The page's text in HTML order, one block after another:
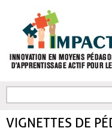
FORMULAIRE DE
VIGNETTES DE